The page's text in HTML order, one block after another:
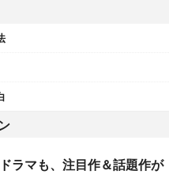
ラマも、注目作＆話題作が